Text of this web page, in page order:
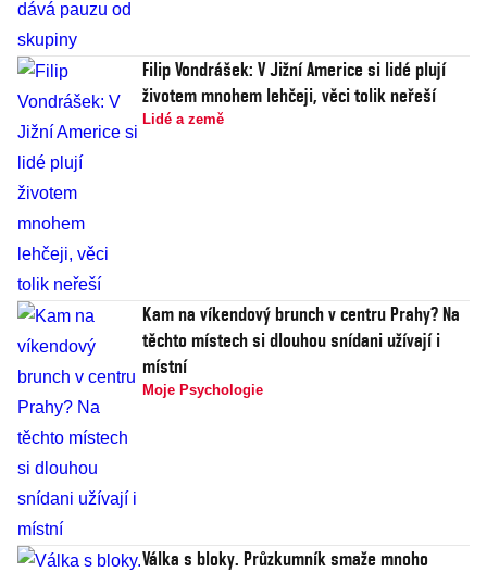
Filip Vondrášek: V Jižní Americe si lidé plují
životem mnohem lehčeji, věci tolik neřeší
Lidé a země
Kam na víkendový brunch v centru Prahy? Na
těchto místech si dlouhou snídani užívají i
místní
Moje Psychologie
Válka s bloky. Průzkumník smaže mnoho